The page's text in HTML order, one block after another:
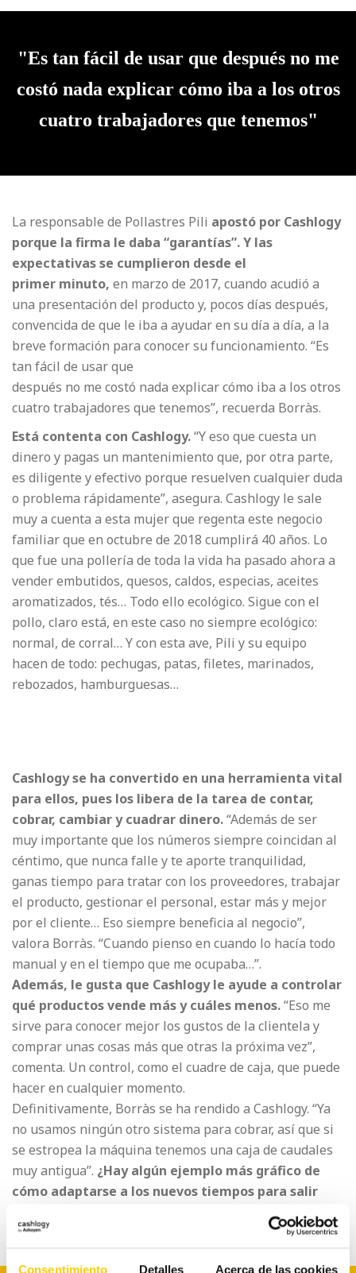
Consentimiento Detalles Acerca de las cookies
"Es tan fácil de usar que después no me
costó nada explicar cómo iba a los otros
cuatro trabajadores que tenemos"
La responsable de Pollastres Pili apostó por Cashlogy
porque la firma le daba “garantías”. Y las
expectativas se cumplieron desde el
primer minuto, en marzo de 2017, cuando acudió a
una presentación del producto y, pocos días después,
convencida de que le iba a ayudar en su día a día, a la
breve formación para conocer su funcionamiento. “Es
tan fácil de usar que
después no me costó nada explicar cómo iba a los otros
cuatro trabajadores que tenemos”, recuerda Borràs.
Está contenta con Cashlogy.“Y eso que cuesta un
dinero y pagas un mantenimiento que, por otra parte,
es diligente y efectivo porque resuelven cualquier duda
o problema rápidamente”, asegura. Cashlogy le sale
muy a cuenta a esta mujer que regenta este negocio
familiar que en octubre de 2018 cumplirá 40 años. Lo
que fue una pollería de toda la vida ha pasado ahora a
vender embutidos, quesos, caldos, especias, aceites
aromatizados, tés… Todo ello ecológico. Sigue con el
pollo, claro está, en este caso no siempre ecológico:
normal, de corral… Y con esta ave, Pili y su equipo
hacen de todo: pechugas, patas, filetes, marinados,
rebozados, hamburguesas…
Cashlogy se ha convertido en una herramienta vital
para ellos, pues los libera de la tarea de contar,
cobrar, cambiar y cuadrar dinero.“Además de ser
muy importante que los números siempre coincidan al
céntimo, que nunca falle y te aporte tranquilidad,
ganas tiempo para tratar con los proveedores, trabajar
el producto, gestionar el personal, estar más y mejor
por el cliente… Eso siempre beneficia al negocio”,
valora Borràs. “Cuando pienso en cuando lo hacía todo
manual y en el tiempo que me ocupaba…”.
Además, le gusta que Cashlogy le ayude a controlar
qué productos vende más y cuáles menos.“Eso me
sirve para conocer mejor los gustos de la clientela y
comprar unas cosas más que otras la próxima vez”,
comenta. Un control, como el cuadre de caja, que puede
hacer en cualquier momento.
Definitivamente, Borràs se ha rendido a Cashlogy. “Ya
no usamos ningún otro sistema para cobrar, así que si
se estropea la máquina tenemos una caja de caudales
muy antigua”. ¿Hay algún ejemplo más gráfico de
cómo adaptarse a los nuevos tiempos para salir